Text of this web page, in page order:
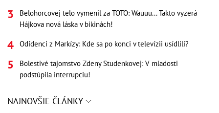
Belohorcovej telo vymenil za TOTO: Wauuu... Takto vyzerá
Hájkova nová láska v bikinách!
Odídenci z Markízy: Kde sa po konci v televízii usídlili?
Bolestivé tajomstvo Zdeny Studenkovej: V mladosti
podstúpila interrupciu!
NAJNOVŠIE ČLÁNKY